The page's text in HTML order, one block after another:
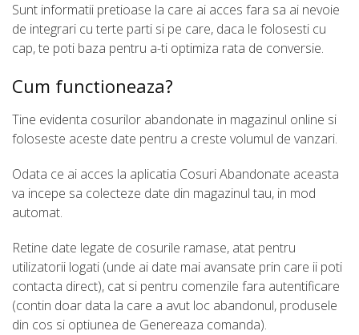
Sunt informatii pretioase la care ai acces fara sa ai nevoie
de integrari cu terte parti si pe care, daca le folosesti cu
cap, te poti baza pentru a-ti optimiza rata de conversie.
Cum functioneaza?
Tine evidenta cosurilor abandonate in magazinul online si
foloseste aceste date pentru a creste volumul de vanzari.
Odata ce ai acces la aplicatia Cosuri Abandonate aceasta
va incepe sa colecteze date din magazinul tau, in mod
automat.
Retine date legate de cosurile ramase, atat pentru
utilizatorii logati (unde ai date mai avansate prin care ii poti
contacta direct), cat si pentru comenzile fara autentificare
(contin doar data la care a avut loc abandonul, produsele
din cos si optiunea de Genereaza comanda).